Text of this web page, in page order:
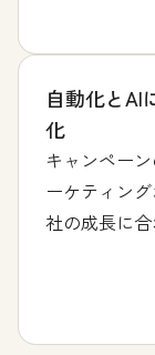
自動化とAI
化
キャンペー
ーケティン
社の成長に